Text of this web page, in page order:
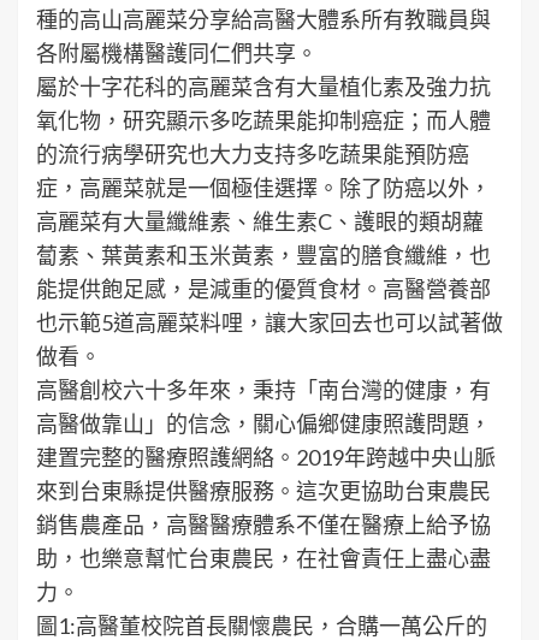
種的高山高麗菜分享給高醫大體系所有教職員與
各附屬機構醫護同仁們共享。
屬於十字花科的高麗菜含有大量植化素及強力抗
氧化物，研究顯示多吃蔬果能抑制癌症；而人體
的流行病學研究也大力支持多吃蔬果能預防癌
症，高麗菜就是一個極佳選擇。除了防癌以外，
高麗菜有大量纖維素、維生素C、護眼的類胡蘿
蔔素、葉黃素和玉米黃素，豐富的膳食纖維，也
能提供飽足感，是減重的優質食材。高醫營養部
也示範5道高麗菜料哩，讓大家回去也可以試著做
做看。
高醫創校六十多年來，秉持「南台灣的健康，有
高醫做靠山」的信念，關心偏鄉健康照護問題，
建置完整的醫療照護網絡。2019年跨越中央山脈
來到台東縣提供醫療服務。這次更協助台東農民
銷售農產品，高醫醫療體系不僅在醫療上給予協
助，也樂意幫忙台東農民，在社會責任上盡心盡
力。
圖1:高醫董校院首長關懷農民，合購一萬公斤的